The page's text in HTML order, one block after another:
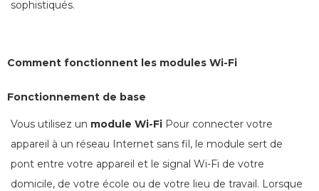
sophistiqués.
Comment fonctionnent les modules Wi-Fi
Fonctionnement de base
Vous utilisez un module Wi-Fi Pour connecter votre
appareil à un réseau Internet sans fil, le module sert de
pont entre votre appareil et le signal Wi-Fi de votre
domicile, de votre école ou de votre lieu de travail. Lorsque